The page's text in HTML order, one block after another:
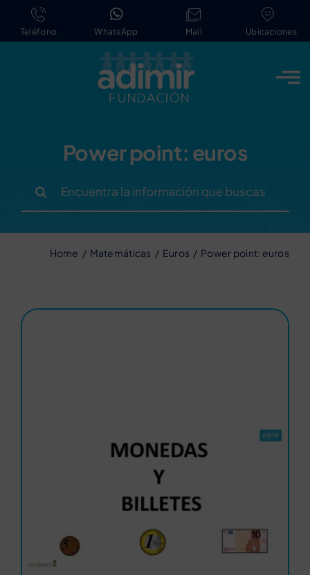
Saltar
contenido
Teléfono WhatsApp Mail Ubicaciones
Power point: euros
Home Matemáticas Euros Power point: euros